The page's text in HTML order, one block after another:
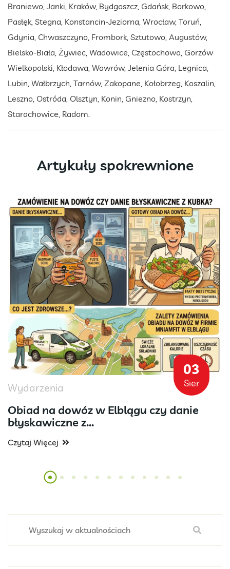
Braniewo, Janki, Kraków, Bydgoszcz, Gdańsk, Borkowo,
Pasłęk, Stegna, Konstancin-Jeziorna, Wrocław, Toruń,
Gdynia, Chwaszczyno, Frombork, Sztutowo, Augustów,
Bielsko-Biała, Żywiec, Wadowice, Częstochowa, Gorzów
Wielkopolski, Kłodawa, Wawrów, Jelenia Góra, Legnica,
Lubin, Wałbrzych, Tarnów, Zakopane, Kołobrzeg, Koszalin,
Leszno, Ostróda, Olsztyn, Konin, Gniezno, Kostrzyn,
Starachowice, Radom.
Artykuły spokrewnione
03
Sier
Wydarzenia
Obiad na dowóz w Elblągu czy danie
błyskawiczne z...
Czytaj Więcej